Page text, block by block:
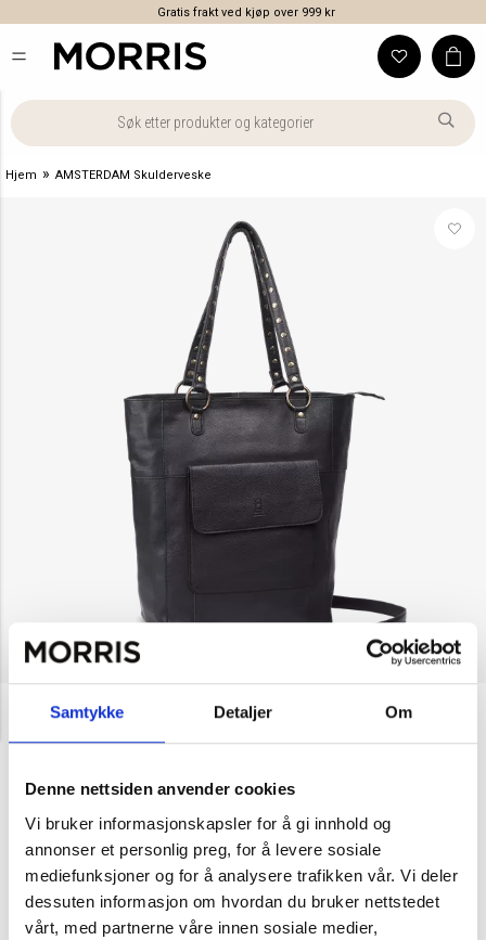
Samtykke Detaljer Om
Denne nettsiden anvender cookies
Vi bruker informasjonskapsler for å gi innhold og
annonser et personlig preg, for å levere sosiale
mediefunksjoner og for å analysere trafikken vår. Vi deler
dessuten informasjon om hvordan du bruker nettstedet
vårt, med partnerne våre innen sosiale medier,
Gratis frakt ved kjøp over 999 kr
Hjem » AMSTERDAM Skulderveske
House of Nordic
AMSTERDAM
NOK 2,799
Svart Brun